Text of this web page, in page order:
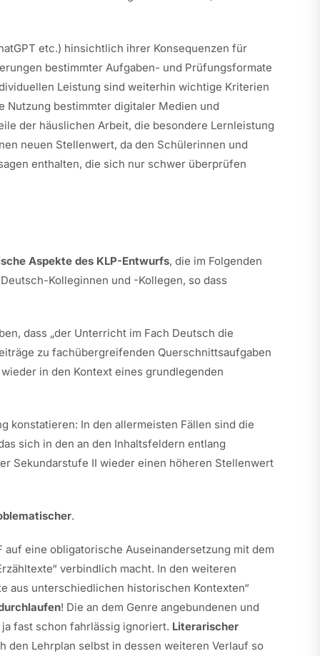
etc.) hinsichtlich ihrer Konsequenzen für
bestimmter Aufgaben- und Prüfungsformate
Leistung sind weiterhin wichtige Kriterien
Nutzung bestimmter digitaler Medien und
der häuslichen Arbeit, die besondere Lernleistung
neuen Stellenwert, da den Schülerinnen und
enthalten, die sich nur schwer überprüfen
Aspekte des KLP-Entwurfs, die im Folgenden
Kolleginnen und -Kollegen, so dass
dass „der Unterricht im Fach Deutsch die
zu fachübergreifenden Querschnittsaufgaben
in den Kontext eines grundlegenden
konstatieren: In den allermeisten Fällen sind die
sich in den an den Inhaltsfeldern entlang
Sekundarstufe II wieder einen höheren Stellenwert
.
auf eine obligatorische Auseinandersetzung mit dem
verbindlich macht. In den weiteren
aus unterschiedlichen historischen Kontexten“
! Die an dem Genre angebundenen und
fast schon fahrlässig ignoriert. Literarischer
den Lehrplan selbst in dessen weiteren Verlauf so